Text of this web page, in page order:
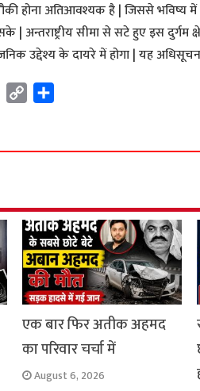
होना अतिआवश्यक है | जिससे
अन्तराष्ट्रीय सीमा से सटे हुए इस दुर्गम
उद्देश्य के दायरे में होगा | यह
i
y
n
k
r
एक बार फिर अतीक अहमद
का परिवार चर्चा में
August 6, 2026